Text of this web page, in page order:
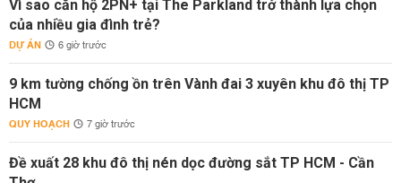
Vì sao căn hộ 2PN+ tại The Parkland trở thành lựa chọn
của nhiều gia đình trẻ?
DỰ ÁN 6 giờ trước
9 km tường chống ồn trên Vành đai 3 xuyên khu đô thị TP
HCM
QUY HOẠCH 7 giờ trước
Đề xuất 28 khu đô thị nén dọc đường sắt TP HCM - Cần